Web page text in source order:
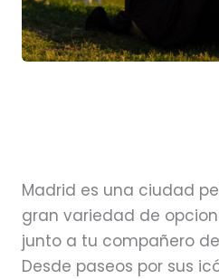
Madrid es una ciudad
gran variedad de
junto a tu compañero
Desde paseos por sus